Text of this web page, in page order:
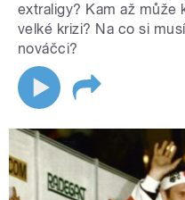
extraligy? Kam až může
velké krizi? Na co si
nováčci?